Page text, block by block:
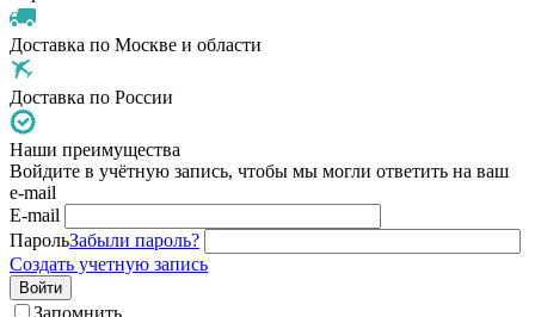
Доставка по Москве и области
Доставка по России
Наши преимущества
Войдите в учётную запись, чтобы мы могли ответить на ваш
e-mail
E-mail
ПарольЗабыли пароль?
Создать учетную запись
Войти
Запомнить